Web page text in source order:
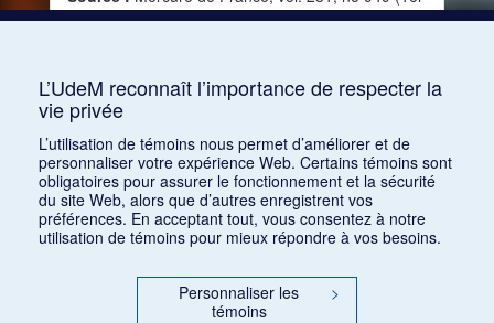
janvier 1938)
L’UdeM reconnaît l’importance de respecter la
vie privée
L’utilisation de témoins nous permet d’améliorer et de
personnaliser votre expérience Web. Certains témoins sont
obligatoires pour assurer le fonctionnement et la sécurité
du site Web, alors que d’autres enregistrent vos
préférences. En acceptant tout, vous consentez à notre
utilisation de témoins pour mieux répondre à vos besoins.
Personnaliser les
témoins
>